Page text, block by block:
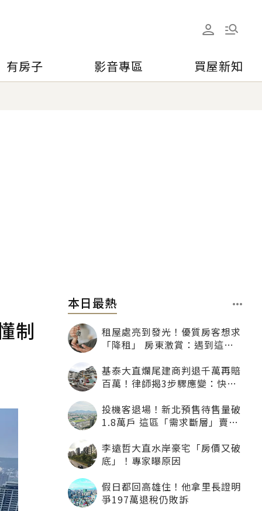
有房子 影音專區 買屋新知
制
本日最熱
租屋處亮到發光！優質房客想求
「降租」 房東激賞：遇到這種
基泰大直爛尾建商判退千萬再賠
百萬！律師揭3步驟應變：快通
投機客退場！新北預售待售量破
1.8萬戶 這區「需求斷層」賣壓
李遠哲大直水岸豪宅「房價又破
底」！專家曝原因
假日都回高雄住！他拿里長證明
爭197萬退稅仍敗訴